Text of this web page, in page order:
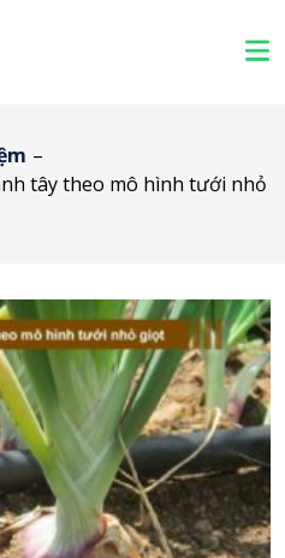
–
tây theo mô hình tưới nhỏ